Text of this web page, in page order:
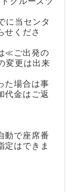
に当センタ
せくださ
≪ご出発の
変更は出来
た場合は事
代金はご返
動で座席番
定はできま